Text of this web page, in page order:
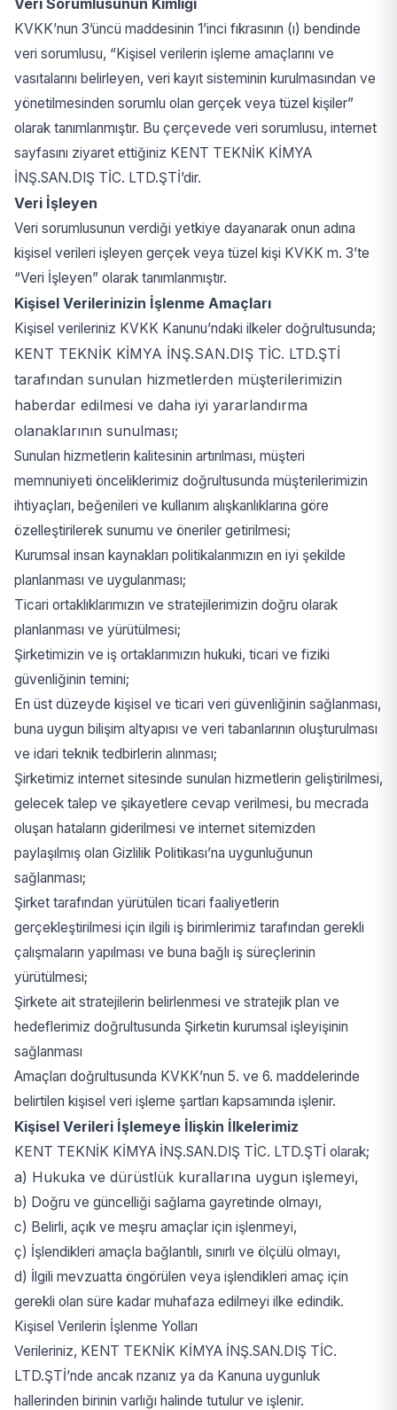
Veri Sorumlusunun Kimliği
KVKK’nun 3’üncü maddesinin 1’inci fıkrasının (ı) bendinde
veri sorumlusu, “Kişisel verilerin işleme amaçlarını ve
vasıtalarını belirleyen, veri kayıt sisteminin kurulmasından ve
yönetilmesinden sorumlu olan gerçek veya tüzel kişiler”
olarak tanımlanmıştır. Bu çerçevede veri sorumlusu, internet
sayfasını ziyaret ettiğiniz KENT TEKNİK KİMYA
İNŞ.SAN.DIŞ TİC. LTD.ŞTİ’dir.
Veri İşleyen
Veri sorumlusunun verdiği yetkiye dayanarak onun adına
kişisel verileri işleyen gerçek veya tüzel kişi KVKK m. 3’te
“Veri İşleyen” olarak tanımlanmıştır.
Kişisel Verilerinizin İşlenme Amaçları
Kişisel verileriniz KVKK Kanunu’ndaki ilkeler doğrultusunda;
KENT TEKNİK KİMYA İNŞ.SAN.DIŞ TİC. LTD.ŞTİ
tarafından sunulan hizmetlerden müşterilerimizin
haberdar edilmesi ve daha iyi yararlandırma
olanaklarının sunulması;
Sunulan hizmetlerin kalitesinin artırılması, müşteri
memnuniyeti önceliklerimiz doğrultusunda müşterilerimizin
ihtiyaçları, beğenileri ve kullanım alışkanlıklarına göre
özelleştirilerek sunumu ve öneriler getirilmesi;
Kurumsal insan kaynakları politikalarımızın en iyi şekilde
planlanması ve uygulanması;
Ticari ortaklıklarımızın ve stratejilerimizin doğru olarak
planlanması ve yürütülmesi;
Şirketimizin ve iş ortaklarımızın hukuki, ticari ve fiziki
güvenliğinin temini;
En üst düzeyde kişisel ve ticari veri güvenliğinin sağlanması,
buna uygun bilişim altyapısı ve veri tabanlarının oluşturulması
ve idari teknik tedbirlerin alınması;
Şirketimiz internet sitesinde sunulan hizmetlerin geliştirilmesi,
gelecek talep ve şikayetlere cevap verilmesi, bu mecrada
oluşan hataların giderilmesi ve internet sitemizden
paylaşılmış olan Gizlilik Politikası’na uygunluğunun
sağlanması;
Şirket tarafından yürütülen ticari faaliyetlerin
gerçekleştirilmesi için ilgili iş birimlerimiz tarafından gerekli
çalışmaların yapılması ve buna bağlı iş süreçlerinin
yürütülmesi;
Şirkete ait stratejilerin belirlenmesi ve stratejik plan ve
hedeflerimiz doğrultusunda Şirketin kurumsal işleyişinin
sağlanması
Amaçları doğrultusunda KVKK’nun 5. ve 6. maddelerinde
belirtilen kişisel veri işleme şartları kapsamında işlenir.
Kişisel Verileri İşlemeye İlişkin İlkelerimiz
KENT TEKNİK KİMYA İNŞ.SAN.DIŞ TİC. LTD.ŞTİ olarak;
a) Hukuka ve dürüstlük kurallarına uygun işlemeyi,
b) Doğru ve güncelliği sağlama gayretinde olmayı,
c) Belirli, açık ve meşru amaçlar için işlenmeyi,
ç) İşlendikleri amaçla bağlantılı, sınırlı ve ölçülü olmayı,
d) İlgili mevzuatta öngörülen veya işlendikleri amaç için
gerekli olan süre kadar muhafaza edilmeyi ilke edindik.
Kişisel Verilerin İşlenme Yolları
Verileriniz, KENT TEKNİK KİMYA İNŞ.SAN.DIŞ TİC.
LTD.ŞTİ’nde ancak rızanız ya da Kanuna uygunluk
hallerinden birinin varlığı halinde tutulur ve işlenir.